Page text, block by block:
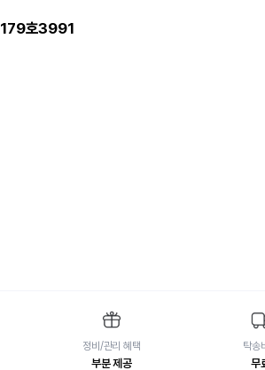
179호3991
정비/관리 혜택
부분 제공
탁송
무